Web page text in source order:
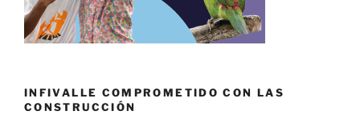
INFIVALLE COMPROMETIDO CON LAS
CONSTRUCCIÓN